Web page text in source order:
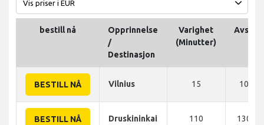
bestill nå
Opprinnelse
/
Destinasjon
Varighet
(Minutter)
BESTILL NÅ Vilnius 15 10 KM
BESTILL NÅ Druskininkai 110 130 KM